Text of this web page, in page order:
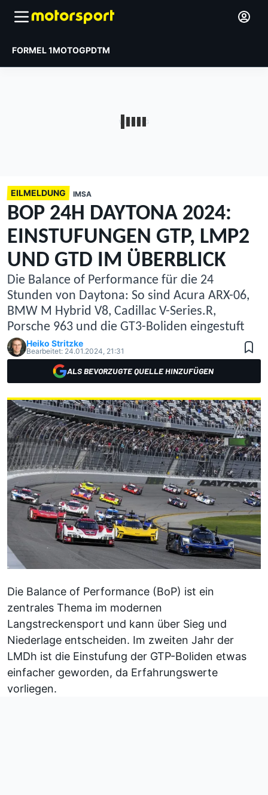
FORMEL 1MOTOGPDTM
EILMELDUNG IMSA
BOP 24H DAYTONA 2024:
EINSTUFUNGEN GTP, LMP2
UND GTD IM ÜBERBLICK
Die Balance of Performance für die 24
Stunden von Daytona: So sind Acura ARX-06,
BMW M Hybrid V8, Cadillac V-Series.R,
Porsche 963 und die GT3-Boliden eingestuft
Heiko Stritzke
Bearbeitet: 24.01.2024, 21:31
ALS BEVORZUGTE QUELLE HINZUFÜGEN
Die Balance of Performance (BoP) ist ein
zentrales Thema im modernen
Langstreckensport und kann über Sieg und
Niederlage entscheiden. Im zweiten Jahr der
LMDh ist die Einstufung der GTP-Boliden etwas
einfacher geworden, da Erfahrungswerte
vorliegen.